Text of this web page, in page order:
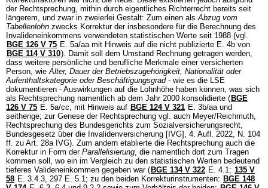
der Rechtsprechung, mithin durch eigentliches Richterrecht bereits seit
längerem, und zwar in zweierlei Gestalt: Zum einen alsAbzug vom
Tabellenlohn zwecks Korrektur der insbesondere für die Berechnung des
Invalideneinkommens verwendeten statistischen Werte seit 1988 (vgl.
BGE 126 V 75 E. 5a/aa mit Hinweis auf die nicht publizierte E. 4b von
BGE 114 V 310). Damit soll dem Umstand Rechnung getragen werden,
dass weitere persönliche und berufliche Merkmale einer versicherten
Person, wieAlter, Dauer der Betriebszugehörigkeit, Nationalität oder
Aufenthaltskategorie oder Beschäftigungsgrad- wie es die LSE
dokumentieren - Auswirkungen auf die Lohnhöhe haben können, was sich
als Rechtsprechung namentlich ab dem Jahr 2000 konsolidierte ( BGE
126 V 75 E. 5a/cc, mit Hinweis auf BGE 124 V 321 E. 3b/aa und
seitherige; zur Genese der Rechtsprechung vgl. auch Meyer/Reichmuth,
Rechtsprechung des Bundesgerichts zum Sozialversicherungsrecht,
Bundesgesetz über die Invalidenversicherung [IVG], 4. Aufl. 2022, N. 104
ff. zu Art. 28a IVG). Zum andern etablierte die Rechtsprechung auch die
Korrektur in Form der Parallelisierung, die namentlich dort zum Tragen
kommen soll, wo ein im Vergleich zu den statistischen Werten bedeutend
tieferes Valideneinkommen gegeben war ( BGE 134 V 322 E. 4.1; 135 V
58 E. 3.4.3, 297 E. 5.1; zu den beiden Korrekturinstrumenten: BGE 148